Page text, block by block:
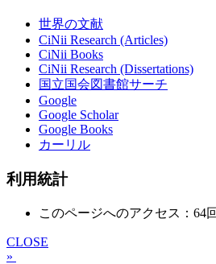
世界の文献
CiNii Research (Articles)
CiNii Books
CiNii Research (Dissertations)
国立国会図書館サーチ
Google
Google Scholar
Google Books
カーリル
利用統計
このページへのアクセス：64回
CLOSE
»